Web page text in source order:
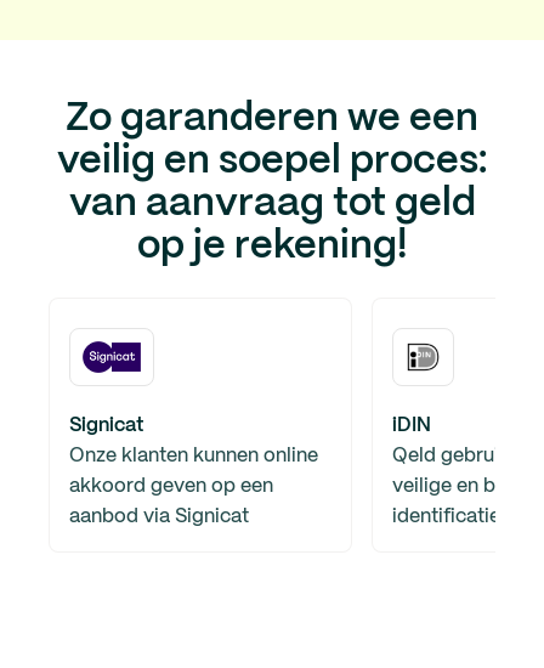
Zo garanderen we een
veilig en soepel proces:
van aanvraag tot geld
op je rekening!
Signicat
Onze klanten kunnen online
akkoord geven op een
aanbod via Signicat
iDIN
Qeld gebruikt
veilige en